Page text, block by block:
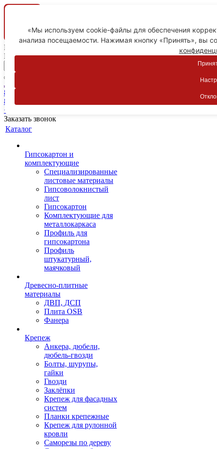
Ваш город
Пятигорск
Личный кабинет
8-800-775-59-89
8-800-775-59-89
+7 918 754-83-77
Заказать звонок
Каталог
Гипсокартон и
комплектующие
Специализированные
листовые материалы
Гипсоволокнистый
лист
Гипсокартон
Комплектующие для
металлокаркаса
Профиль для
гипсокартона
Профиль
штукатурный,
маячковый
Древесно-плитные
материалы
ДВП, ДСП
Плита OSB
Фанера
Крепеж
Анкера, дюбели,
дюбель-гвозди
Болты, шурупы,
гайки
Гвозди
Заклёпки
Крепеж для фасадных
систем
Планки крепежные
Крепеж для рулонной
кровли
Саморезы по дереву
«Мы используем cookie-файлы для обеспечения
анализа посещаемости. Нажимая кнопку «Принять», вы